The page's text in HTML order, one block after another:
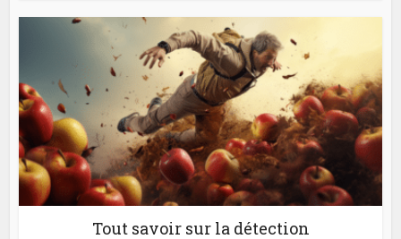
Tout savoir sur la détection